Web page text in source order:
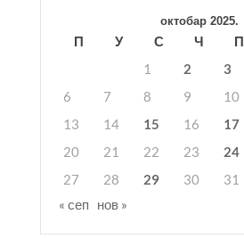
октобар 2025.
П У С Ч П
1
2 3
6
7 8 9 10
13
14 15 16 17
20
21 22 23 24
27
28 29 30
31
« сеп
нов »